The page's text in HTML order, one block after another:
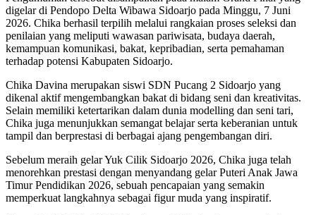
digelar di Pendopo Delta Wibawa Sidoarjo pada Minggu, 7 Juni
2026. Chika berhasil terpilih melalui rangkaian proses seleksi dan
penilaian yang meliputi wawasan pariwisata, budaya daerah,
kemampuan komunikasi, bakat, kepribadian, serta pemahaman
terhadap potensi Kabupaten Sidoarjo.
Chika Davina merupakan siswi SDN Pucang 2 Sidoarjo yang
dikenal aktif mengembangkan bakat di bidang seni dan kreativitas.
Selain memiliki ketertarikan dalam dunia modelling dan seni tari,
Chika juga menunjukkan semangat belajar serta keberanian untuk
tampil dan berprestasi di berbagai ajang pengembangan diri.
Sebelum meraih gelar Yuk Cilik Sidoarjo 2026, Chika juga telah
menorehkan prestasi dengan menyandang gelar Puteri Anak Jawa
Timur Pendidikan 2026, sebuah pencapaian yang semakin
memperkuat langkahnya sebagai figur muda yang inspiratif.